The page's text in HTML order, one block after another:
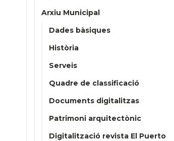
Arxiu Municipal
Dades bàsiques
Història
Serveis
Quadre de classificació
Documents digitalitzas
Patrimoni arquitectònic
Digitalització revista El Puerto